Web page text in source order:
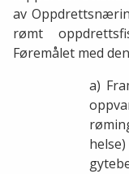
av
rømt
Føremålet med
a)